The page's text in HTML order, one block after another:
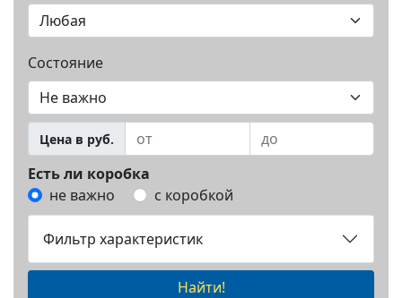
Состояние
Цена в руб.
Есть ли коробка
не важно
с коробкой
Фильтр характеристик
Найти!